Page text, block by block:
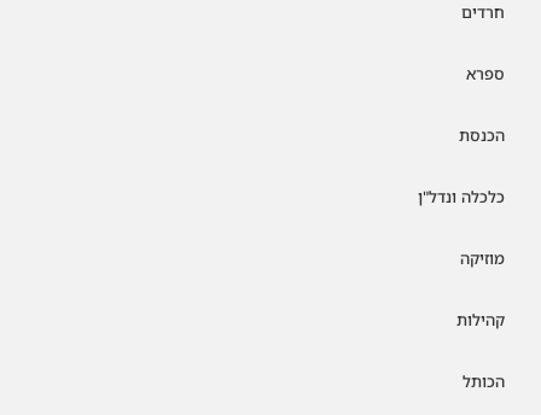
חרדים
ספרא
הכנסת
כלכלה ונדל"ן
מוזיקה
קהילות
הכותל